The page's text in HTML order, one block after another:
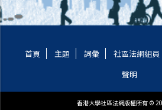
一個朋友見證我的簽名，就一切都辦妥了？
4. 受權人的權限
5. 對受權人的限制及通知獲指名的人
首頁 主題 詞彙 社區法網組員
聲明
香港大學社區法網版權所有 ©